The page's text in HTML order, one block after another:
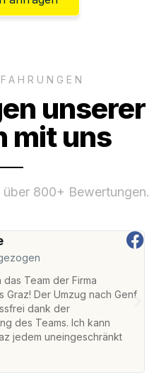
unserer
mit uns
über 800+ Bewertungen.
Team der Firma
Graz! Der Umzug nach Genf
dank der
des Teams. Ich kann
jedem uneingeschränkt